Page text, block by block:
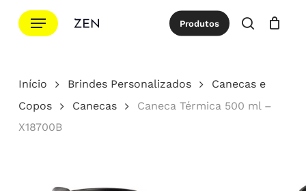
para
principal
Menu Produtos
procurar
Cotação Close
Início Brindes Personalizados
Canecas e
Copos
Canecas
Caneca Térmica 500 ml –
X18700B